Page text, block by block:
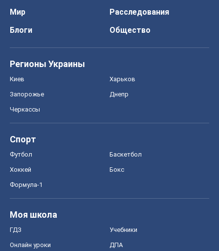
Мир
Расследования
Блоги
Общество
Регионы Украины
Киев Харьков
Запорожье Днепр
Черкассы
Спорт
Футбол Баскетбол
Хоккей Бокс
Формула-1
Моя школа
ГДЗ Учебники
Онлайн уроки ДПА